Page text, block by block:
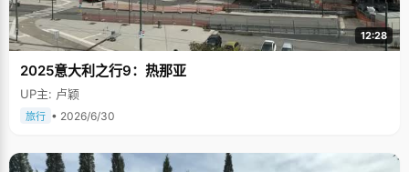
12:28
2025意大利之行9：热那亚
UP主: 卢颖
旅行 • 2026/6/30